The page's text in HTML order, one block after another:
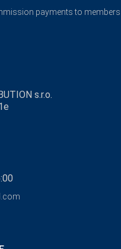
payments to members
s.r.o.